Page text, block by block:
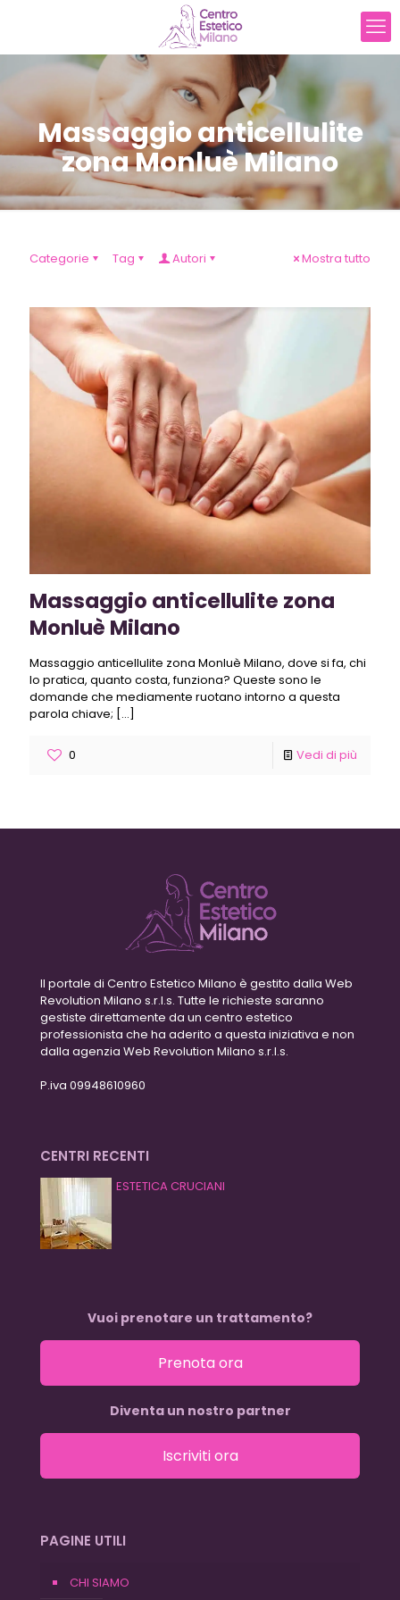
Massaggio anticellulite
zona Monluè Milano
Categorie Tag Autori Mostra tutto
Massaggio anticellulite zona
Monluè Milano
Massaggio anticellulite zona Monluè Milano, dove si fa, chi
lo pratica, quanto costa, funziona? Queste sono le
domande che mediamente ruotano intorno a questa
parola chiave; […]
0 Vedi di più
Il portale di Centro Estetico Milano è gestito dalla Web
Revolution Milano s.r.l.s. Tutte le richieste saranno
gestiste direttamente da un centro estetico
professionista che ha aderito a questa iniziativa e non
dalla agenzia Web Revolution Milano s.r.l.s.
P.iva 09948610960
CENTRI RECENTI
ESTETICA CRUCIANI
Vuoi prenotare un trattamento?
Prenota ora
Diventa un nostro partner
Iscriviti ora
PAGINE UTILI
CHI SIAMO